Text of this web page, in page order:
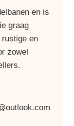
en is
graag
en
zowel